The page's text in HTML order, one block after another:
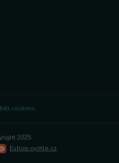
cookies.
2025
Eshop-rychle.cz